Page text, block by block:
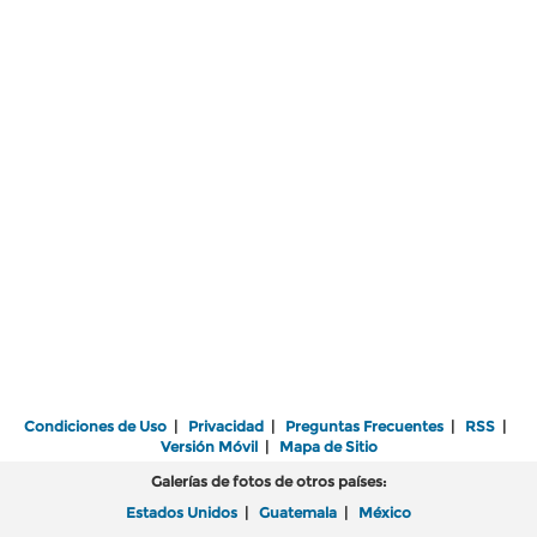
Condiciones de Uso | Privacidad | Preguntas Frecuentes | RSS |
Versión Móvil| Mapa de Sitio
Galerías de fotos de otros países:
Estados Unidos | Guatemala | México